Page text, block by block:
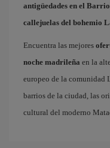
antigüedades en el
callejuelas del bohemio
Encuentra las mejores
noche madrileña en la
europeo de la comunidad
barrios de la ciudad, las
cultural del moderno